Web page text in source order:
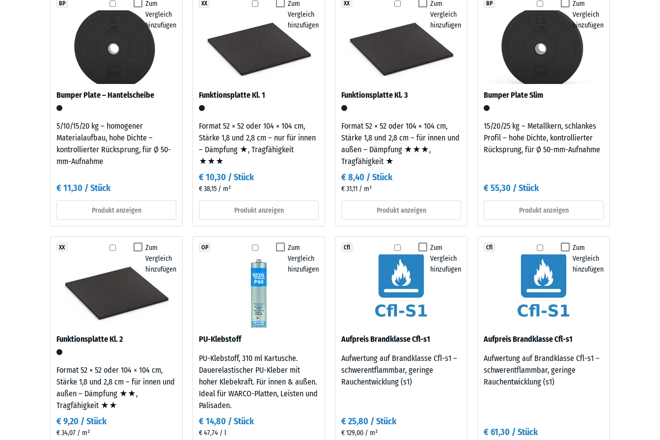
wirkt
Schwarzton
fügt
sich
unauffällig
moderne
industriell
geprägte
ein.
Bestandteile
Das
Produkt
besteht
aus
gereinigtem,
schwarzem
ELT-
Gummigranulat
Rutschfestigkeit Klasse DS (EN 14041) - Skalenwert 1 = Gleitreibungskoeffizient ca. 0,3
Abriebfestigkeit - Beständigkeit gegen abrasiven Verschleiß - Skalenwert 5 = "ausgezeichnet" (BS 7188)
Wasserdurchlässigkeit (EN 12616) - Skalenwert 1 = Infiltration ca. 0 mm/h (0 l/h/m²)
Rutschhemmung (EN 16165) - Skalenwert 2 = mittlerer Akzeptanzwinkel ca. 13°, Gruppe R10
Wärmedämmung - Skalenwert 2 = Wärmeleitfähigkeit ca. 0,12 W/(m·K)
Druckfestigkeit
Skalenwert
mm
verbleibende
Eindellung
nach
5 / 5
Die
Produkt
Produktvergleich
ausgewählt.
Zum
Vergleich
hinzufügen
BP
Bumper Plate – Hantelscheibe
5/10/15/20 kg – homogener
Materialaufbau, hohe Dichte –
kontrollierter Rücksprung, für Ø 50-
mm-Aufnahme
€ 11,30 / Stück
Produkt anzeigen
Zum
Vergleich
hinzufügen
XX
Funktionsplatte Kl. 1
Format 52 × 52 oder 104 × 104 cm,
Stärke 1,8 und 2,8 cm – nur für innen
– Dämpfung ★, Tragfähigkeit
★★★
€ 10,30 / Stück
€ 38,15 / m²
Produkt anzeigen
Zum
Vergleich
hinzufügen
XX
Funktionsplatte Kl. 3
Format 52 × 52 oder 104 × 104 cm,
Stärke 1,8 und 2,8 cm – für innen und
außen – Dämpfung ★★★,
Tragfähigkeit ★
€ 8,40 / Stück
€ 31,11 / m²
Produkt anzeigen
Zum
Vergleich
hinzufügen
BP
Bumper Plate Slim
15/20/25 kg – Metallkern, schlankes
Profil – hohe Dichte, kontrollierter
Rücksprung, für Ø 50-mm-Aufnahme
€ 55,30 / Stück
Produkt anzeigen
Zum
Vergleich
hinzufügen
XX
Funktionsplatte Kl. 2
Format 52 × 52 oder 104 × 104 cm,
Stärke 1,8 und 2,8 cm – für innen und
außen – Dämpfung ★★,
Tragfähigkeit ★★
€ 9,20 / Stück
€ 34,07 / m²
Zum
Vergleich
hinzufügen
OP
PU-Klebstoff
PU-Klebstoff, 310 ml Kartusche.
Dauerelastischer PU-Kleber mit
hoher Klebekraft. Für innen & außen.
Ideal für WARCO-Platten, Leisten und
Palisaden.
€ 14,80 / Stück
€ 47,74 / l
Zum
Vergleich
hinzufügen
Cfl
Aufpreis Brandklasse Cfl-s1
Aufwertung auf Brandklasse Cfl-s1 –
schwerentflammbar, geringe
Rauchentwicklung (s1)
€ 25,80 / Stück
€ 129,00 / m²
Zum
Vergleich
hinzufügen
Cfl
Aufpreis Brandklasse Cfl-s1
Aufwertung auf Brandklasse Cfl-s1 –
schwerentflammbar, geringe
Rauchentwicklung (s1)
€ 61,30 / Stück